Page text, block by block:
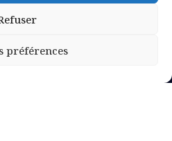
préférences